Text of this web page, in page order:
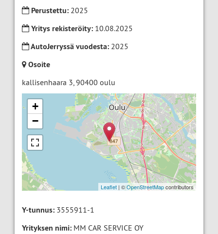
Perustettu: 2025
Yritys rekisteröity: 10.08.2025
AutoJerryssä vuodesta: 2025
Osoite
kallisenhaara 3,90400 oulu
+
−
Leaflet | ©OpenStreetMapcontributors
Y-tunnus: 3555911-1
Yrityksen nimi: MM CAR SERVICE OY